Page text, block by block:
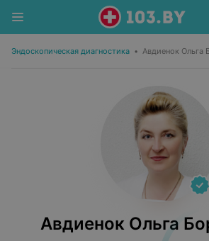
Эндоскопическая диагностика • Авдиенок Ольга
Авдиенок Ольга